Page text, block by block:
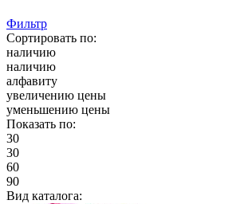
Фильтр
Сортировать по:
наличию
наличию
алфавиту
увеличению цены
уменьшению цены
Показать по:
30
30
60
90
Вид каталога: